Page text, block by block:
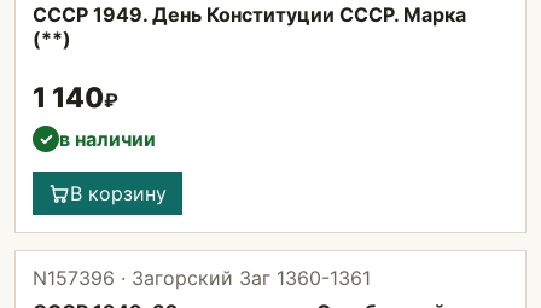
СССР 1949. День Конституции СССР. Марка
(**)
1 140₽
✓ в наличии
В корзину
N157396 · Загорский Заг 1360-1361